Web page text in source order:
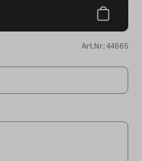
Art.Nr.: 44665